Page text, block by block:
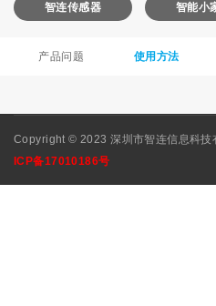
智连传感器 智能小
产品问题 使用方法
Copyright © 2023 深圳市智连信息科
ICP备17010186号